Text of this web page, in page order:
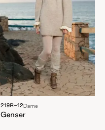
219R-12Dame
Genser